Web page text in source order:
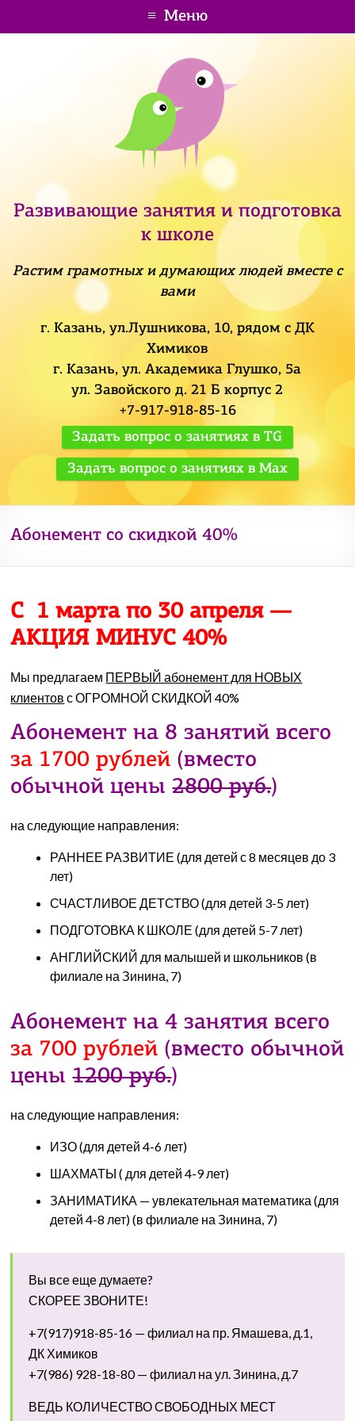
Меню
Развивающие занятия и подготовка
к школе
Растим грамотных и думающих людей вместе с
вами
г. Казань, ул.Лушникова, 10, рядом с ДК
Химиков
г. Казань, ул. Академика Глушко, 5а
ул. Завойского д. 21 Б корпус 2
+7-917-918-85-16
Задать вопрос о занятиях в TG
Задать вопрос о занятиях в Max
Абонемент со скидкой 40%
С 1 марта по 30 апреля —
АКЦИЯ МИНУС 40%
Мы предлагаем ПЕРВЫЙ абонемент для НОВЫХ
клиентов с ОГРОМНОЙ СКИДКОЙ 40%
Абонемент на 8 занятий всего
за 1700 рублей (вместо
обычной цены2800 руб.)
на следующие направления:
РАННЕЕ РАЗВИТИЕ (для детей с 8 месяцев до 3
лет)
СЧАСТЛИВОЕ ДЕТСТВО (для детей 3-5 лет)
ПОДГОТОВКА К ШКОЛЕ (для детей 5-7 лет)
АНГЛИЙСКИЙ для малышей и школьников (в
филиале на Зинина, 7)
Абонемент на 4 занятия всего
за 700 рублей (вместо обычной
цены1200 руб.)
на следующие направления:
ИЗО (для детей 4-6 лет)
ШАХМАТЫ ( для детей 4-9 лет)
ЗАНИМАТИКА — увлекательная математика (для
детей 4-8 лет) (в филиале на Зинина, 7)
Вы все еще думаете?
СКОРЕЕ ЗВОНИТЕ!
+7(917)918-85-16 — филиал на пр. Ямашева, д.1,
ДК Химиков
+7(986) 928-18-80 — филиал на ул. Зинина, д.7
ВЕДЬ КОЛИЧЕСТВО СВОБОДНЫХ МЕСТ